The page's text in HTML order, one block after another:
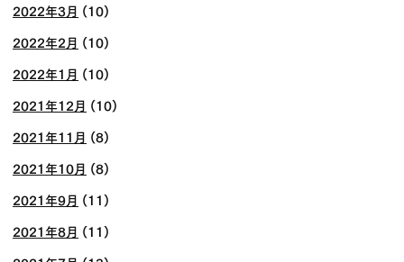
2022年3月 (10)
2022年2月 (10)
2022年1月 (10)
2021年12月 (10)
2021年11月 (8)
2021年10月 (8)
2021年9月 (11)
2021年8月 (11)